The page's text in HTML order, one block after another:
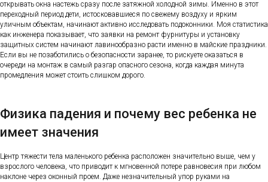
открывать окна настежь сразу после затяжной холодной зимы. Именно в этот
переходный период дети, истосковавшиеся по свежему воздуху и ярким
уличным объектам, начинают активно исследовать подоконники. Моя статистика
как инженера показывает, что заявки на ремонт фурнитуры и установку
защитных систем начинают лавинообразно расти именно в майские праздники.
Если вы не позаботились о безопасности заранее, то рискуете оказаться в
очереди на монтаж в самый разгар опасного сезона, когда каждая минута
промедления может стоить слишком дорого.
Физика падения и почему вес ребенка не
имеет значения
Центр тяжести тела маленького ребенка расположен значительно выше, чем у
взрослого человека, что приводит к мгновенной потере равновесия при любом
наклоне через оконный проем. Даже незначительный упор руками на